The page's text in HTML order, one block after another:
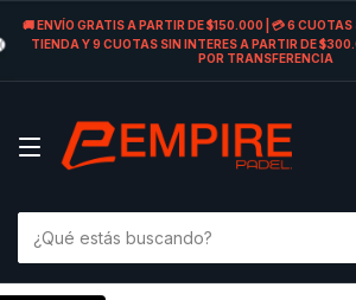
🚚 ENVÍO GRATIS A PARTIR DE $150.000 | 💳 6
TIENDA Y 9 CUOTAS SIN INTERES A PARTIR DE
POR TRANSFERENCIA